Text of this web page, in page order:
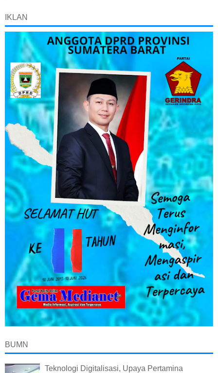
IKLAN
BUMN
Teknologi Digitalisasi, Upaya Pertamina